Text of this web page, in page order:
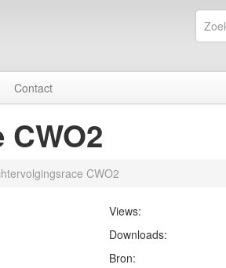
Contact
CWO2
Views:
Downloads:
Bron: